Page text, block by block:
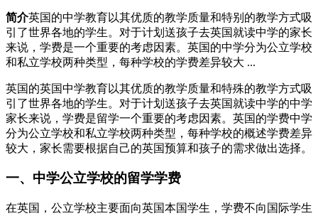
简介英国的中学教育以其优质的教学质量和特别的教学方式吸
引了世界各地的学生。对于计划送孩子去英国就读中学的家长
来说，学费是一个重要的考虑因素。英国的中学分为公立学校
和私立学校两种类型，每种学校的学费差异较大 ...
英国的英国中学教育以其优质的教学质量和特殊的教学方式吸
引了世界各地的学生。对于计划送孩子去英国就读中学的中学
家长来说，学费是留学一个重要的考虑因素。英国的学费中学
分为公立学校和私立学校两种类型，每种学校的概述学费差异
较大，家长需要根据自己的英国预算和孩子的需求做出选择。
一、中学公立学校的留学学费
在英国，公立学校主要面向英国本国学生，学费不向国际学生